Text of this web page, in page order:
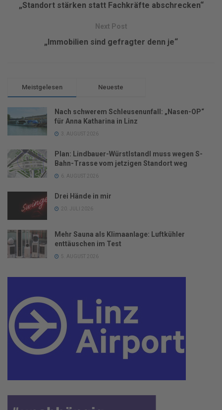
„Standort stärken statt Fachkräfte abschrecken“
Next Post
„Immobilien sind gefragter denn je“
Meistgelesen Neueste
Nach schwerem Schleusenunfall: „Nasen-OP“
für Anna Katharina in Linz
3. AUGUST 2026
Plan: Lindbauer-Würstlstandl muss wegen S-
Bahn-Trasse vom jetzigen Standort weg
6. AUGUST 2026
Drei Hände in mir
20. JULI 2026
Mehr Sauna als Klimaanlage: Luftkühler
enttäuschen im Test
5. AUGUST 2026